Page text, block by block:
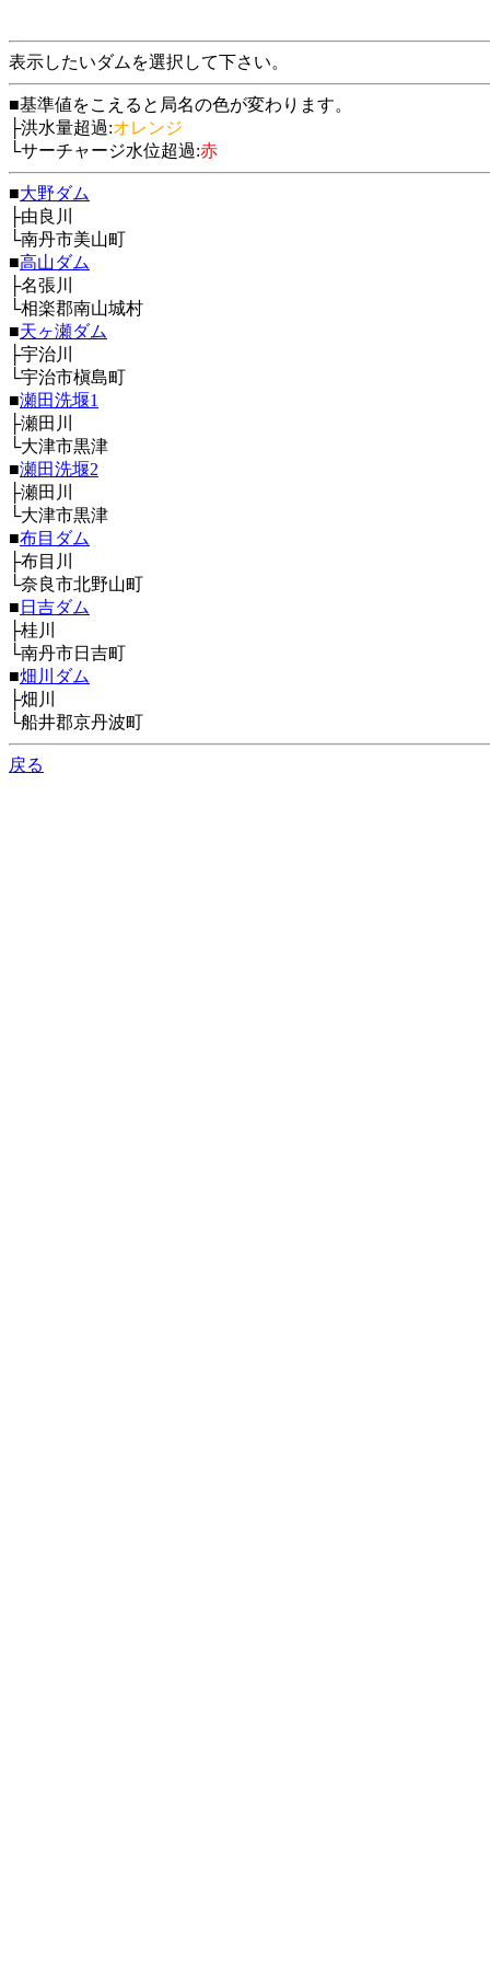
表示したいダムを選択して下さい。
■基準値をこえると局名の色が変わります。
├洪水量超過:オレンジ
└サーチャージ水位超過:赤
■大野ダム
├由良川
└南丹市美山町
■高山ダム
├名張川
└相楽郡南山城村
■天ヶ瀬ダム
├宇治川
└宇治市槇島町
■瀬田洗堰1
├瀬田川
└大津市黒津
■瀬田洗堰2
├瀬田川
└大津市黒津
■布目ダム
├布目川
└奈良市北野山町
■ 日吉ダム
├桂川
└南丹市日吉町
■畑川ダム
├畑川
└船井郡京丹波町
戻る